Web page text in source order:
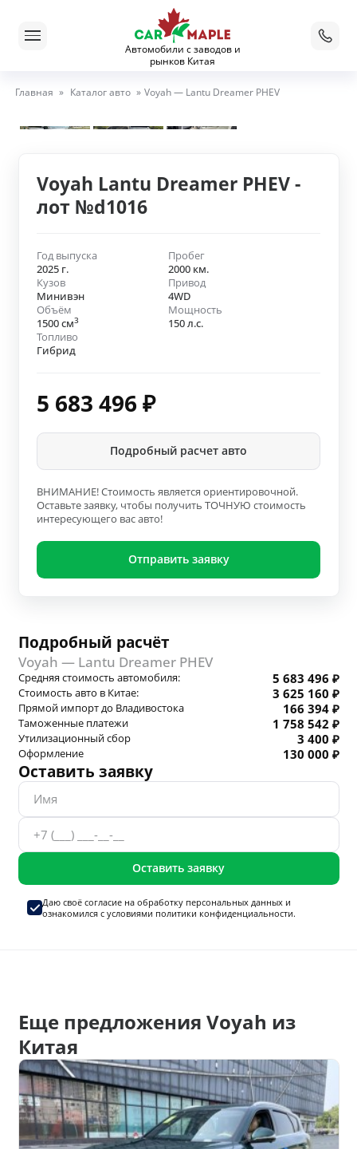
Автомобили с заводов и
рынков Китая
Главная » Каталог авто » Voyah — Lantu Dreamer PHEV
Voyah Lantu Dreamer PHEV -
лот №d1016
Год выпуска
2025 г.
Пробег
2000 км.
Кузов
Минивэн
Привод
4WD
Объём
1500 см3
Мощность
150 л.с.
Топливо
Гибрид
5 683 496 ₽
Подробный расчет авто
ВНИМАНИЕ! Стоимость является ориентировочной.
Оставьте заявку, чтобы получить ТОЧНУЮ стоимость
интересующего вас авто!
Отправить заявку
Подробный расчёт
Voyah — Lantu Dreamer PHEV
Средняя стоимость автомобиля: 5 683 496 ₽
Стоимость авто в Китае: 3 625 160 ₽
Прямой импорт до Владивостока 166 394 ₽
Таможенные платежи 1 758 542 ₽
Утилизационный сбор 3 400 ₽
Оформление 130 000 ₽
Оставить заявку
Оставить заявку
Даю своё согласие на обработку персональных данныхи
ознакомился с условиями политики конфиденциальности.
Еще предложения Voyah из
Китая